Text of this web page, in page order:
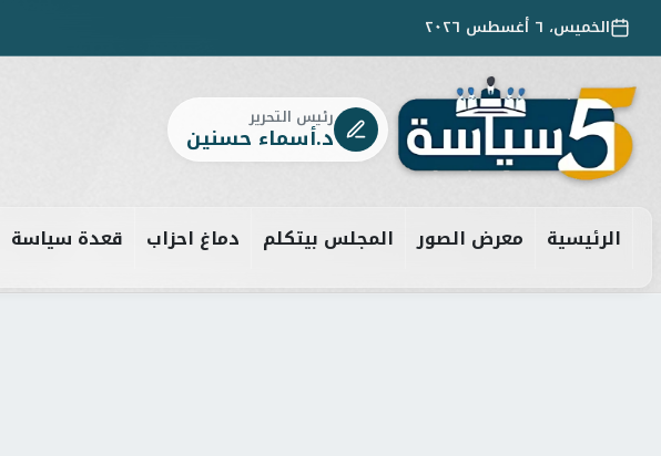
الخميس، ٦ أغسطس ٢٠٢٦
رئيس التحرير
د.أسماء حسنين
الرئيسية معرض الصور المجلس بيتكلم دماغ احزاب قعدة سياسة